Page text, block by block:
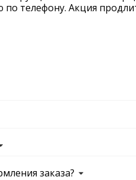
телефону. Акция
заказа?